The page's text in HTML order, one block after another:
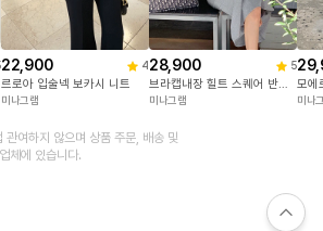
22,900 4
르로아 입술넥 보카시 니트
미나그램
28,900 5
브라캡내장 힐트 스퀘어 반팔캡원피스
미나그램 미나
관여하지 않으며 상품 주문, 배송 및
체에 있습니다.